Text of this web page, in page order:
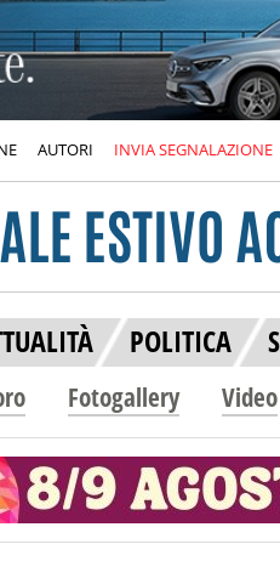
AUTORI INVIA SEGNALAZIONE
POLITICA
Fotogallery Video